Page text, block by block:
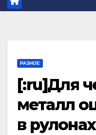
РАЗНОЕ
[:ru]Для
металл
в